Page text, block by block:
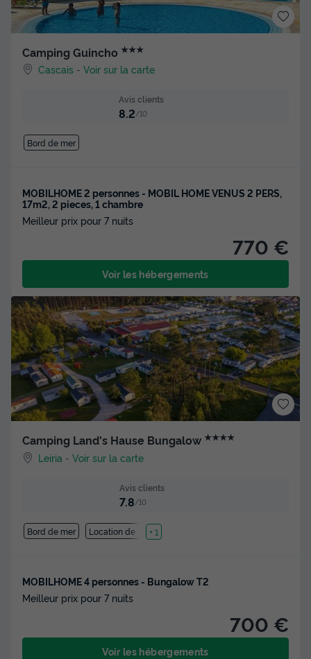
Camping Guincho ★★★
Cascais -Voir sur la carte
Avis clients
8.2/10
Bord de mer
MOBILHOME 2 personnes - MOBIL HOME VENUS 2 PERS,
17m2, 2 pieces, 1 chambre
Meilleur prix pour 7 nuits
770 €
Voir les hébergements
Camping Land's Hause Bungalow ★★★★
Leiria -Voir sur la carte
Avis clients
7.8/10
Bord de mer Location de vélos
+ 1
MOBILHOME 4 personnes - Bungalow T2
Meilleur prix pour 7 nuits
700 €
Voir les hébergements